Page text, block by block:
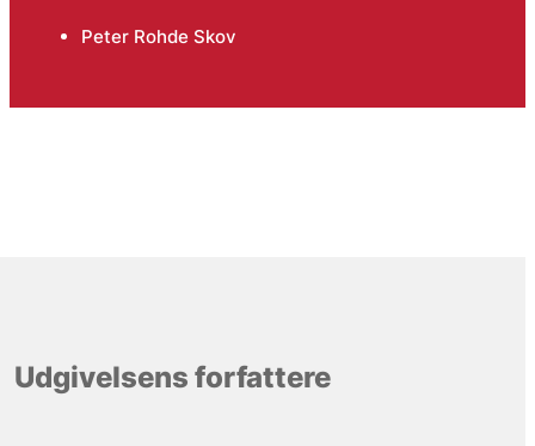
Peter Rohde Skov
Udgivelsens forfattere